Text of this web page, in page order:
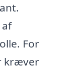
For
kræver